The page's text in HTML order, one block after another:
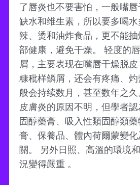
了唇炎也不要害怕，一般嘴
缺水和维生素，所以要多喝
辣、烫和油炸食品，更不能
部健康，避免干燥。 轻度的
屑，主要表现在嘴唇干燥脱
糠秕样鳞屑，还会有疼痛、
般会持续数月，甚至数年之
皮膚炎的原因不明，但學者
固醇藥膏、吸入性類固醇類
膏、保養品、體內荷爾蒙變
關。 另外日照、高溫的環境
況變得嚴重 。